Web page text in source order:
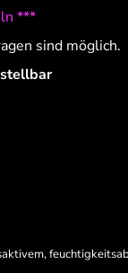
***
sind möglich.